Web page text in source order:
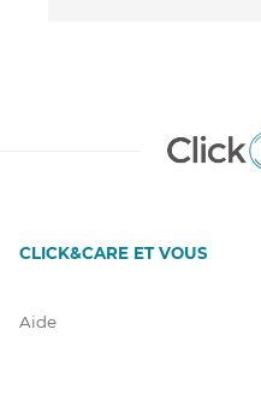
CLICK&CARE ET VOUS
Aide